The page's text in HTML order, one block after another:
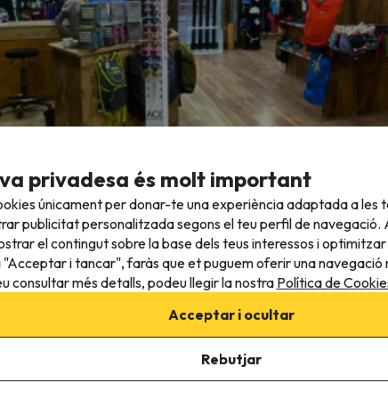
Veure mapa
privadesa és molt important
únicament per donar-te una experiència adaptada a les
publicitat personalitzada segons el teu perfil de navegació.
el contingut sobre la base dels teus interessos i
"Acceptar i tancar", faràs que et puguem oferir una navegació
consultar més detalls, podeu llegir la nostra Política de
Acceptar i ocultar
Rebutjar